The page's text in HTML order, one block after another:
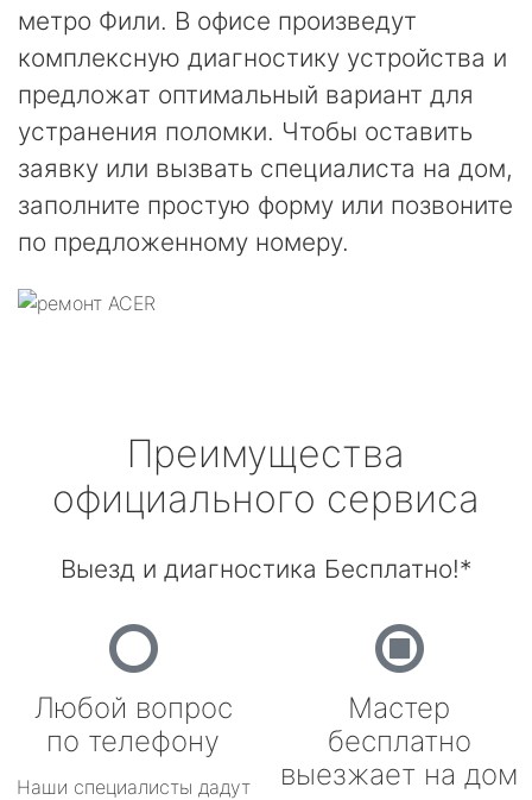
метро Фили. В офисе произведут
комплексную диагностику устройства и
предложат оптимальный вариант для
устранения поломки. Чтобы оставить
заявку или вызвать специалиста на дом,
заполните простую форму или позвоните
по предложенному номеру.
Преимущества
официального сервиса
Выезд и диагностика Бесплатно!*
Любой вопрос
по телефону
Наши специалисты дадут
Мастер
бесплатно
выезжает на дом